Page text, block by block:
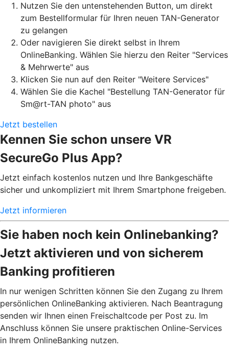
Nutzen Sie den untenstehenden Button, um direkt
zum Bestellformular für Ihren neuen TAN-Generator
zu gelangen
Oder navigieren Sie direkt selbst in Ihrem
OnlineBanking. Wählen Sie hierzu den Reiter "Services
& Mehrwerte" aus
Klicken Sie nun auf den Reiter "Weitere Services"
Wählen Sie die Kachel "Bestellung TAN-Generator für
Sm@rt-TAN photo" aus
Jetzt bestellen
Kennen Sie schon unsere VR
SecureGo Plus App?
Jetzt einfach kostenlos nutzen und Ihre Bankgeschäfte
sicher und unkompliziert mit Ihrem Smartphone freigeben.
Jetzt informieren
Sie haben noch kein Onlinebanking?
Jetzt aktivieren und von sicherem
Banking profitieren
In nur wenigen Schritten können Sie den Zugang zu Ihrem
persönlichen OnlineBanking aktivieren. Nach Beantragung
senden wir Ihnen einen Freischaltcode per Post zu. Im
Anschluss können Sie unsere praktischen Online-Services
in Ihrem OnlineBanking nutzen.